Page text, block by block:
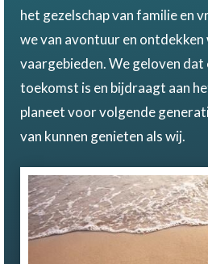
het gezelschap van familie en
we van avontuur en ontdekken
vaargebieden. We geloven
toekomst is en bijdraagt aan
planeet voor volgende
van kunnen genieten als wij.